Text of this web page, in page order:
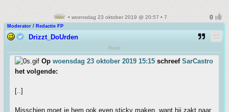
• woensdag 23 oktober 2019 @ 20:57 • 7
Moderator / Redactie FP
Drizzt_DoUrden
Rawr
Op woensdag 23 oktober 2019 15:15 schreef SarCastro
het volgende:
[..]
Misschien moet je hem ook even sticky maken, want hij zakt naar